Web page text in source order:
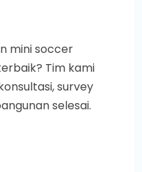
mini soccer
Tim kami
survey
selesai.